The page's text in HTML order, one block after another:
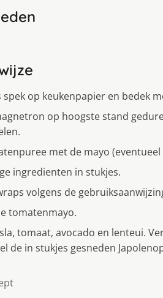
spek op keukenpapier en bedek
op hoogste stand
met de mayo (eventueel
ingredienten in stukjes.
volgens de
tomatenmayo.
tomaat, avocado en lenteui.
de in stukjes gesneden